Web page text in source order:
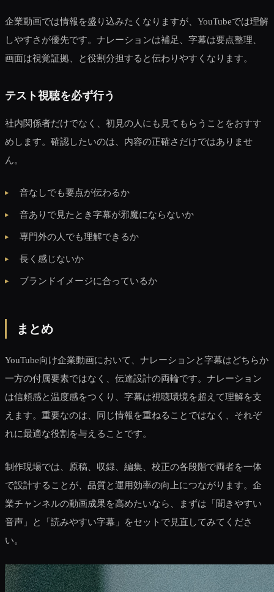
企業動画では情報を盛り込みたくなりますが、YouTubeでは理解
しやすさが優先です。ナレーションは補足、字幕は要点整理、
画面は視覚証拠、と役割分担すると伝わりやすくなります。
テスト視聴を必ず行う
社内関係者だけでなく、初見の人にも見てもらうことをおすす
めします。確認したいのは、内容の正確さだけではありませ
ん。
音なしでも要点が伝わるか
音ありで見たとき字幕が邪魔にならないか
専門外の人でも理解できるか
長く感じないか
ブランドイメージに合っているか
まとめ
YouTube向け企業動画において、ナレーションと字幕はどちらか
一方の付属要素ではなく、伝達設計の両輪です。ナレーション
は信頼感と温度感をつくり、字幕は視聴環境を超えて理解を支
えます。重要なのは、同じ情報を重ねることではなく、それぞ
れに最適な役割を与えることです。
制作現場では、原稿、収録、編集、校正の各段階で両者を一体
で設計することが、品質と運用効率の向上につながります。企
業チャンネルの動画成果を高めたいなら、まずは「聞きやすい
音声」と「読みやすい字幕」をセットで見直してみてくださ
い。